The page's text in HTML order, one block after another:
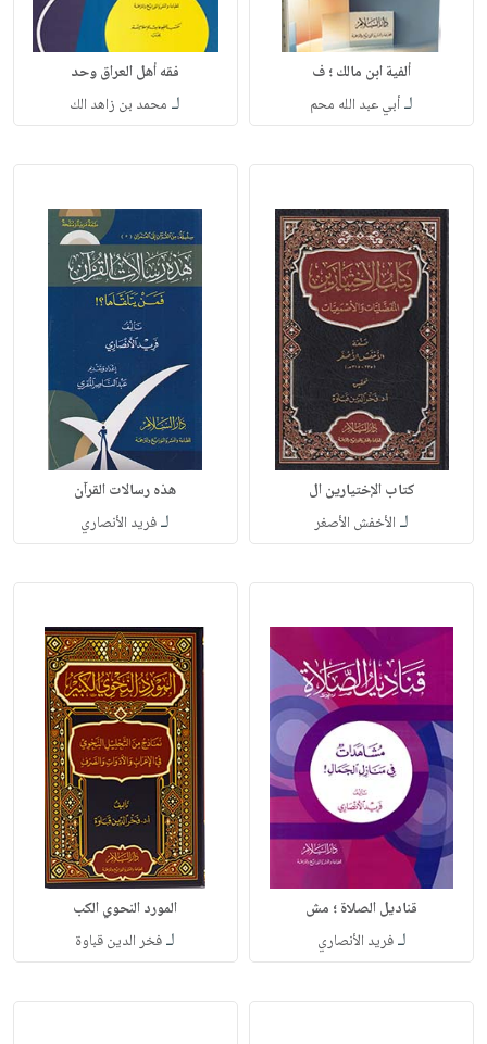
ألفية ابن مالك ؛ ف
لـأبي عبد الله محم
فقه أهل العراق وحد
لـ محمد بن زاهد الك
كتاب الإختيارين ال
لـ الأخفش الأصغر
هذه رسالات القرآن
لـفريد الأنصاري
قناديل الصلاة ؛ مش
لـفريد الأنصاري
المورد النحوي الكب
لـفخر الدين قباوة